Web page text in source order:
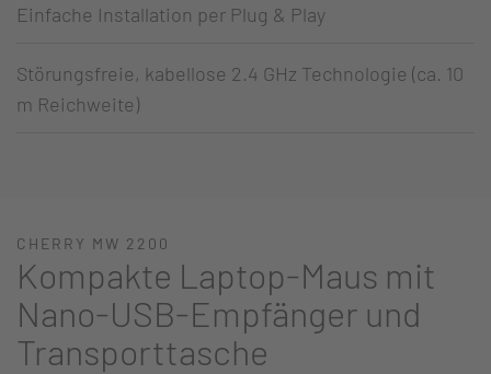
Einfache Installation per Plug & Play
Störungsfreie, kabellose 2.4 GHz Technologie (ca. 10
m Reichweite)
CHERRY MW 2200
Kompakte Laptop-Maus mit
Nano-USB-Empfänger und
Transporttasche